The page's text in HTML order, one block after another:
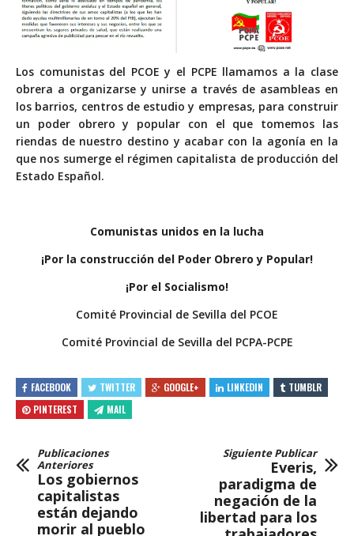
Los comunistas del PCOE y el PCPE llamamos a la clase
obrera a organizarse y unirse a través de asambleas en
los barrios, centros de estudio y empresas, para construir
un poder obrero y popular con el que tomemos las
riendas de nuestro destino y acabar con la agonía en la
que nos sumerge el régimen capitalista de producción del
Estado Español.
Comunistas unidos en la lucha
¡Por la construcción del Poder Obrero y Popular!
¡Por el Socialismo!
Comité Provincial de Sevilla del PCOE
Comité Provincial de Sevilla del PCPA-PCPE
FACEBOOK TWITTER GOOGLE+ LINKEDIN
TUMBLR
PINTEREST
MAIL
Publicaciones
Anteriores
Los gobiernos
capitalistas
están dejando
morir al pueblo
Siguiente Publicar
Everis,
paradigma de
negación de la
libertad para los